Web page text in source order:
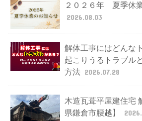
２０２６年 夏季休
2026.08.03
解体工事にはどんな
起こりうるトラブル
方法 2026.07.28
木造瓦葺平屋建住宅
県鎌倉市腰越】